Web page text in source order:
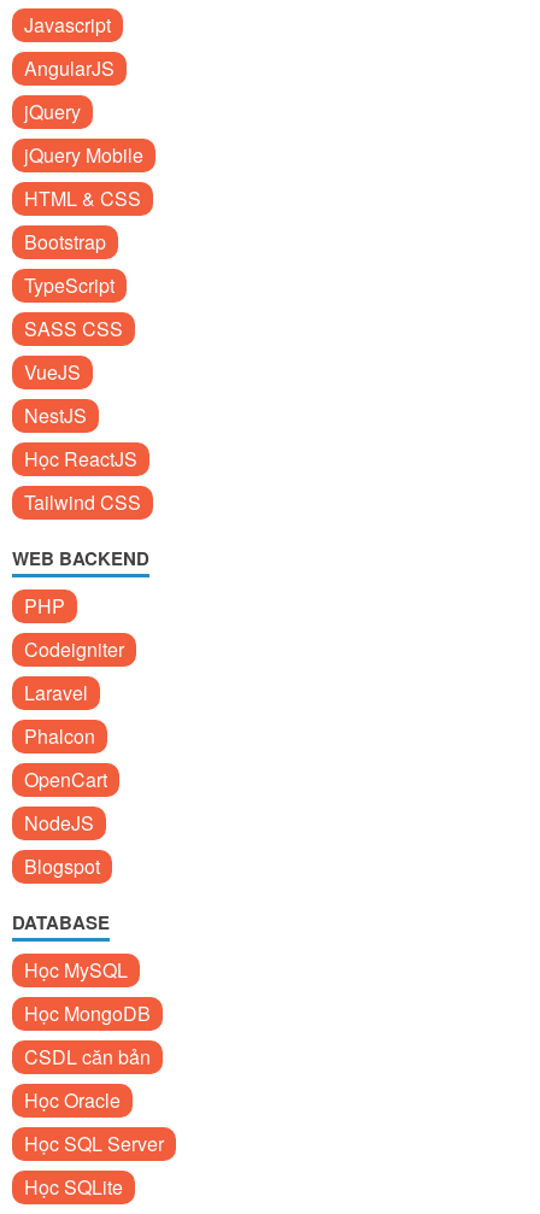
Javascript
AngularJS
jQuery
jQuery Mobile
HTML & CSS
Bootstrap
TypeScript
SASS CSS
VueJS
NestJS
Học ReactJS
Tailwind CSS
WEB BACKEND
PHP
Codeigniter
Laravel
Phalcon
OpenCart
NodeJS
Blogspot
DATABASE
Học MySQL
Học MongoDB
CSDL căn bản
Học Oracle
Học SQL Server
Học SQLite